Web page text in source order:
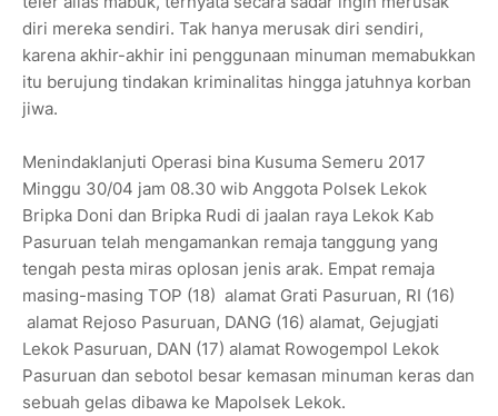
diri mereka sendiri. Tak hanya merusak diri sendiri,
karena akhir-akhir ini penggunaan minuman memabukkan
itu berujung tindakan kriminalitas hingga jatuhnya korban
jiwa.
Menindaklanjuti Operasi bina Kusuma Semeru 2017
Minggu 30/04 jam 08.30 wib Anggota Polsek Lekok
Bripka Doni dan Bripka Rudi di jaalan raya Lekok Kab
Pasuruan telah mengamankan remaja tanggung yang
tengah pesta miras oplosan jenis arak. Empat remaja
masing-masing TOP (18) alamat Grati Pasuruan, RI (16)
alamat Rejoso Pasuruan, DANG (16) alamat, Gejugjati
Lekok Pasuruan, DAN (17) alamat Rowogempol Lekok
Pasuruan dan sebotol besar kemasan minuman keras dan
sebuah gelas dibawa ke Mapolsek Lekok.